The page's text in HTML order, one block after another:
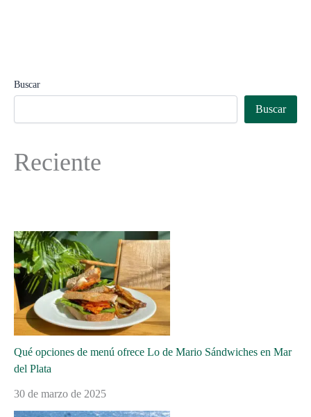
Buscar
Buscar
Reciente
Qué opciones de menú ofrece Lo de Mario Sándwiches en Mar
del Plata
30 de marzo de 2025